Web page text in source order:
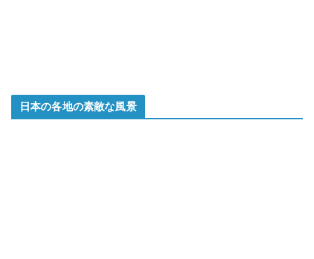
日本の各地の素敵な風景